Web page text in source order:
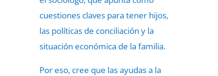
cuestiones claves para tener hijos,
las políticas de conciliación y la
situación económica de la familia.
Por eso, cree que las ayudas a la